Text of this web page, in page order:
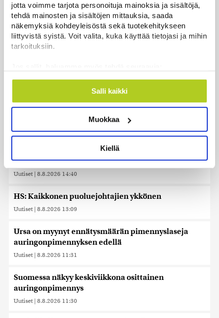
jotta voimme tarjota personoituja mainoksia ja sisältöjä,
tehdä mainosten ja sisältöjen mittauksia, saada
näkemyksiä kohdeyleisöstä sekä tuotekehitykseen
liittyvistä syistä. Voit valita, kuka käyttää tietojasi ja mihin
tarkoituksiin.
Kerätä tietoja maantieteellisestä sijainnistasi,
mahdollisesti muutaman metrin tarkkuudella
ominaispiirteitä aktiivisesti (sormenjäljen
Lue lisää siitä, miten henkilötietojasi käsitellään ja miten
suostumustasi tai peruuttaa sen milloin vain
evästeilmoituksessa.
räätälöimiseen, sosiaalisen median ominaisuuksien
tukemiseen ja kävijämäärämme analysoimiseen. Lisäksi
jaamme sosiaalisen median, mainosalan ja analytiikka-
sivustoamme. Kumppanimme voivat yhdistää näitä
tietoja muihin tietoihin, joita olet antanut heille tai joita on
kerätty, kun olet käyttänyt heidän palvelujaan. Tietoja
Salli kaikki
Muokkaa
Kiellä
Uusimmat
venäläinen
Uutiset | 8.8.2026 16:19
Sikarutto tuo metsästysrajoituksia – vilkkain
metsästyskausi käynnistyy Suomessa
Bulgariassa on räjähtänyt drooni lähellä Romanian
rajaa
Uutiset | 8.8.2026 14:40
HS: Kaikkonen puoluejohtajien ykkönen
Uutiset | 8.8.2026 13:09
Ursa on myynyt ennätysmäärän pimennyslaseja
auringonpimennyksen edellä
Uutiset | 8.8.2026 11:31
Suomessa näkyy keskiviikkona osittainen
auringonpimennys
Uutiset | 8.8.2026 11:30